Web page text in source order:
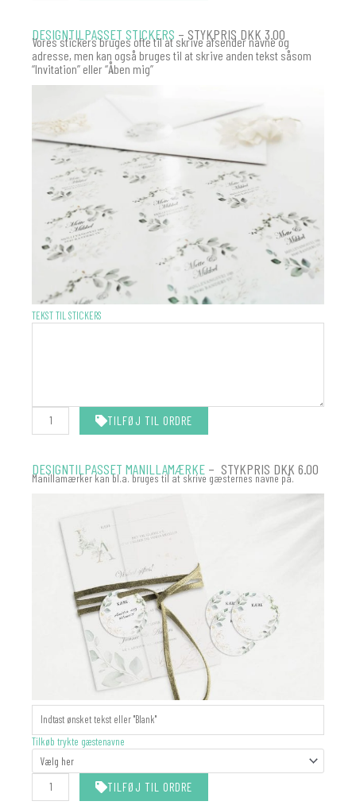
DESIGNTILPASSET STICKERS – STYKPRIS DKK 3.00
Vores stickers bruges ofte til at skrive afsender navne og
adresse, men kan også bruges til at skrive anden tekst såsom
“Invitation” eller “Åben mig”
TEKST TIL STICKERS
STICKERS
TILFØJ TIL ORDRE
DESIGNTILPASSET MANILLAMÆRKE – STYKPRIS DKK 6.00
Manillamærker kan bl.a. bruges til at skrive gæsternes navne på.
Tilkøb trykte gæstenavne
MATCHER
DIN
INVITATION
antal
TILFØJ TIL ORDRE